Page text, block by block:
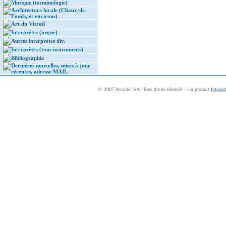
Musique (terminologie)
Architecture locale (Chaux-de-
Fonds, et environs)
Art du Vitrail
Interprètes (orgue)
Autres interprètes div.
Interprètes (tous instruments)
Bibliographie
Dernières nouvelles, mises à jour
récentes, adresse MAIL
© 2007 Arcantel SA. Tous droits réservés - Un produit